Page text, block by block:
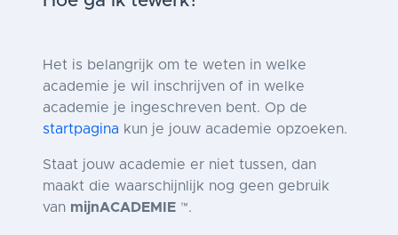
Het is belangrijk om te weten in welke
academie je wil inschrijven of in welke
academie je ingeschreven bent. Op de
startpagina kun je jouw academie opzoeken.
Staat jouw academie er niet tussen, dan
maakt die waarschijnlijk nog geen gebruik
van mijnACADEMIE ™.